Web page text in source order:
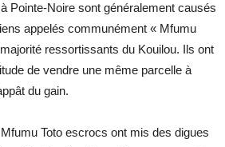
Pointe-Noire sont généralement causés
appelés communément « Mfumu
ressortissants du Kouilou. Ils ont
de vendre une même parcelle à
du gain.
Toto escrocs ont mis des digues